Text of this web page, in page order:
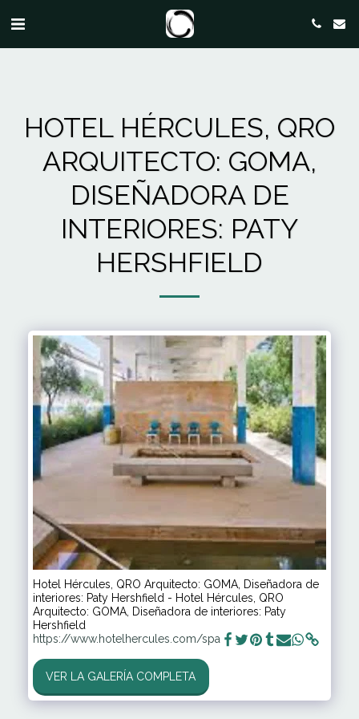
HOTEL HÉRCULES, QRO
ARQUITECTO: GOMA,
DISEÑADORA DE
INTERIORES: PATY
HERSHFIELD
Hotel Hércules, QRO Arquitecto: GOMA, Diseñadora de
interiores: Paty Hershfield - Hotel Hércules, QRO
Arquitecto: GOMA, Diseñadora de interiores: Paty
Hershfield
https://www.hotelhercules.com/spa
VER LA GALERÍA COMPLETA